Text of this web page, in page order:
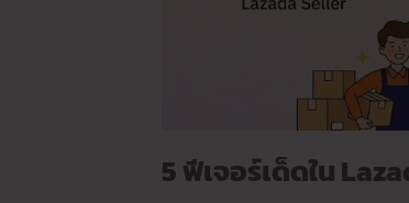
5 ฟีเจอร์เด็ดใน